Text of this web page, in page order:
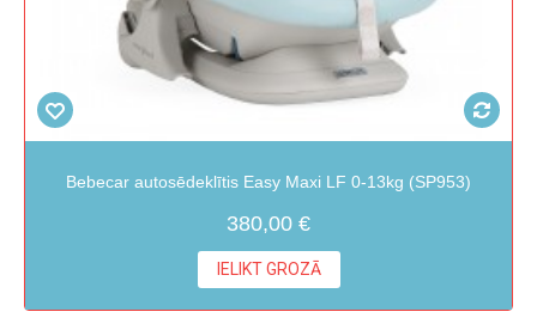
Bebecar autosēdeklītis Easy Maxi LF 0-13kg (SP953)
380,00 €
IELIKT GROZĀ